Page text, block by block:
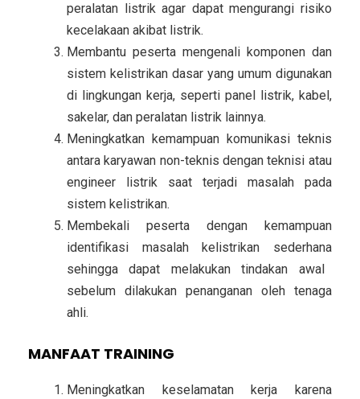
peralatan listrik agar dapat mengurangi risiko
kecelakaan akibat listrik.
Membantu peserta mengenali komponen dan
sistem kelistrikan dasar yang umum digunakan
di lingkungan kerja, seperti panel listrik, kabel,
sakelar, dan peralatan listrik lainnya.
Meningkatkan kemampuan komunikasi teknis
antara karyawan non-teknis dengan teknisi atau
engineer listrik saat terjadi masalah pada
sistem kelistrikan.
Membekali peserta dengan kemampuan
identifikasi masalah kelistrikan sederhana
sehingga dapat melakukan tindakan awal
sebelum dilakukan penanganan oleh tenaga
ahli.
MANFAAT TRAINING
Meningkatkan keselamatan kerja karena